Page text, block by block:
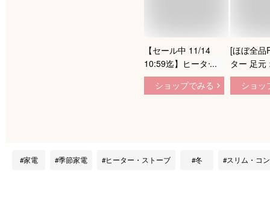
【セール中 11/14
10:59迄】ヒーター
小型 セラミックヒー
ター DMF-
ァンヒーター 小型
ショップでみる
[ほぼ全品
ター 足元
小型 電気
ファン
パクト 速
ショッ
家電 季節家電 ヒーター・ストーブ 冬 スリム・コ